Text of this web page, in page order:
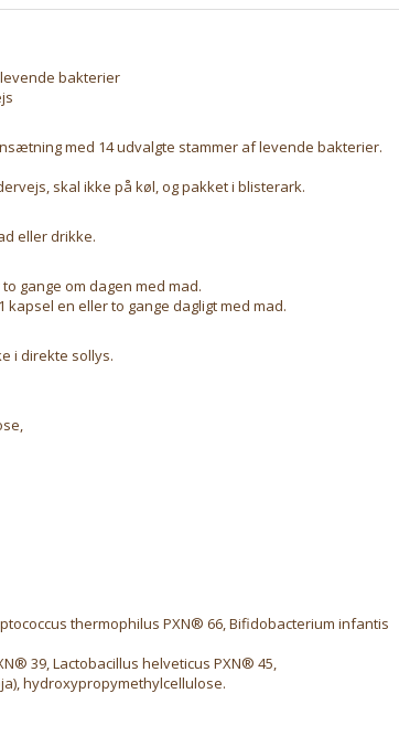
bakterier
med 14 udvalgte stammer af levende bakterier.
skal ikke på køl, og pakket i blisterark.
eller drikke.
gange om dagen med mad.
kapsel en eller to gange dagligt med mad.
i direkte sollys.
thermophilus PXN® 66, Bifidobacterium infantis
39, Lactobacillus helveticus PXN® 45,
hydroxypropymethylcellulose.